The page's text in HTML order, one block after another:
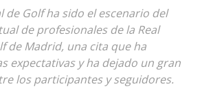
de Golf ha sido el escenario del
de profesionales de la Real
de Madrid, una cita que ha
expectativas y ha dejado un gran
los participantes y seguidores.